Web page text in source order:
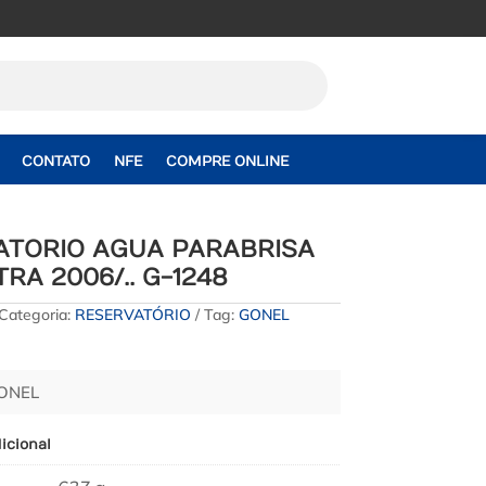
CONTATO NFE COMPRE ONLINE
AGUA PARABRISA
2006/.. G-1248
RESERVATÓRIO Tag: GONEL